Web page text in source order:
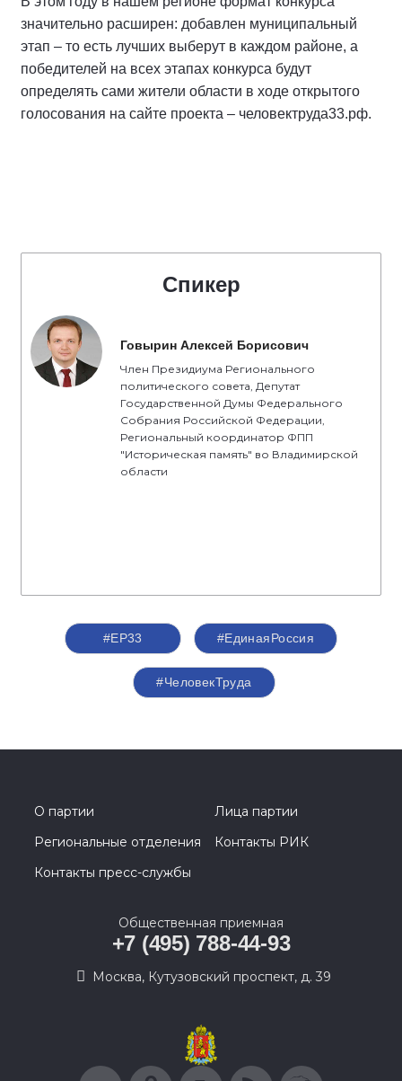
значительно расширен: добавлен муниципальный
этап – то есть лучших выберут в каждом районе, а
победителей на всех этапах конкурса будут
определять сами жители области в ходе открытого
голосования на сайте проекта – человектруда33.рф.
Спикер
Говырин Алексей Борисович
Член Президиума Регионального
политического совета, Депутат
Государственной Думы Федерального
Собрания Российской Федерации,
Региональный координатор ФПП
"Историческая память" во Владимирской
области
#ЕР33 #‎ЕдинаяРоссия
#ЧеловекТруда
О партии
Лица партии
Региональные отделения
Контакты РИК
Контакты пресс-службы
Общественная приемная
+7 (495) 788-44-93
Москва, Кутузовский проспект, д. 39